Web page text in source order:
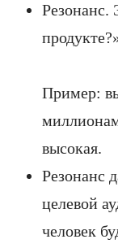
Резонанс.
Пример:
высокая.
Резонанс
целевой
человек